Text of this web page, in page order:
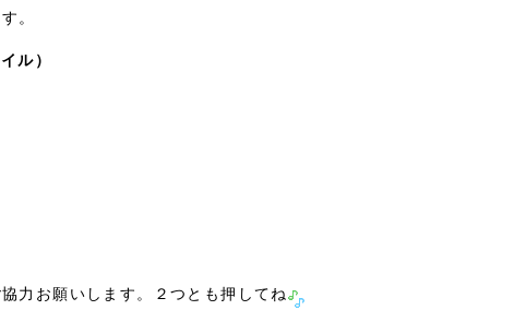
。
ル）
力お願いします。２つとも押してね